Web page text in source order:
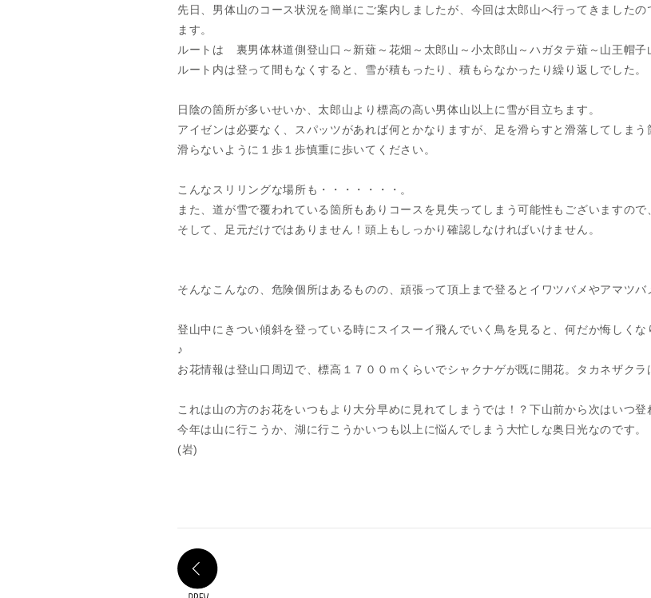
先日、男体山のコース状況を簡単にご案内しましたが、今回は太郎山へ行ってきました
ます。
ルートは 裏男体林道側登山口～新薙～花畑～太郎山～小太郎山～ハガタテ薙～山王帽子
ルート内は登って間もなくすると、雪が積もったり、積もらなかったり繰り返しでした。
日陰の箇所が多いせいか、太郎山より標高の高い男体山以上に雪が目立ちます。
アイゼンは必要なく、スパッツがあれば何とかなりますが、足を滑らすと滑落してしまう
滑らないように１歩１歩慎重に歩いてください。
こんなスリリングな場所も・・・・・・・。
また、道が雪で覆われている箇所もありコースを見失ってしまう可能性もございますので
そして、足元だけではありません！頭上もしっかり確認しなければいけません。
そんなこんなの、危険個所はあるものの、頑張って頂上まで登るとイワツバメやアマツバ
登山中にきつい傾斜を登っている時にスイスーイ飛んでいく鳥を見ると、何だか悔しく
♪
お花情報は登山口周辺で、標高１７００ｍくらいでシャクナゲが既に開花。タカネザク
これは山の方のお花をいつもより大分早めに見れてしまうでは！？下山前から次はいつ登
今年は山に行こうか、湖に行こうかいつも以上に悩んでしまう大忙しな奥日光なのです。
(岩)